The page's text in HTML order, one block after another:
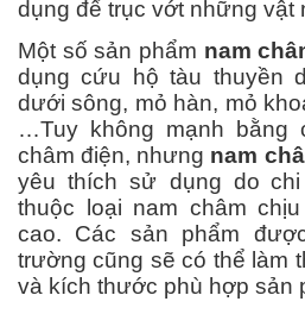
dụng để trục vớt những vật
Một số sản phẩm nam
dụng cứu hộ tàu thuyền
dưới sông, mỏ hàn, mỏ
…Tuy không mạnh bằng
châm điện, nhưng nam
yêu thích sử dụng do
thuộc loại nam châm
cao. Các sản phẩm
trường cũng sẽ có thể làm
và kích thước phù hợp sản